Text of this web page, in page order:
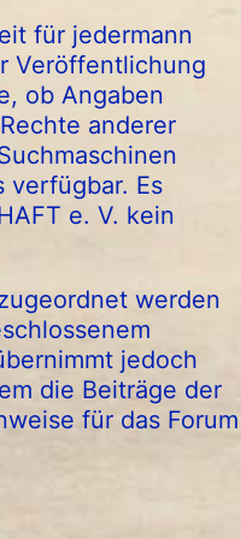
für jedermann
Veröffentlichung
ob Angaben
anderer
verfügbar. Es
e. V. kein
werden
jedoch
die Beiträge der
für das Forum